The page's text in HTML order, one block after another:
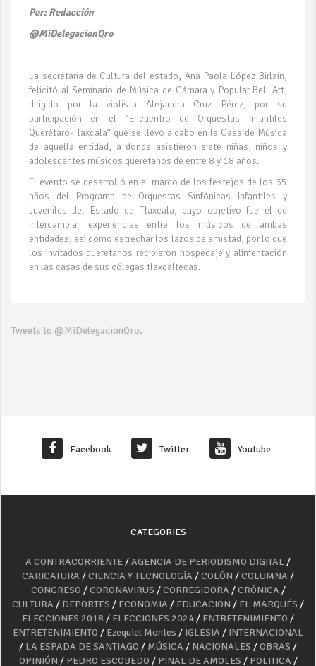
Por: Redacción
@MiDelegacionQro
La secretaria de Cultura del estado, Ana Paola López Birlain,
felicitó al Seminario de Música de Cámara y Popular Bell Art,
dirigido por la violista Alejandra Cruz Pérez, por su
participación en el “Encuentro de Orquestas Infantiles
Querétaro-Tlaxcala” que se llevó a cabo en la Casa de Música
de aquella entidad, a donde asistieron siete niñas, niños y
adolescentes músicos queretanos de entre 8 y 18 años.
El evento se desarrolló en el marco de los festejos de los 35
años del Programa de Orquestas Sinfónicas Infantiles y
Juveniles del Estado de Tlaxcala, cuyo objetivo fue el de
intercambiar experiencias entre los músicos de ambas
entidades, así como estrechar los lazos de amistad, por lo que
los invitados queretanos recibieron hospedaje y alimentación
en las casas de sus cólegas tlaxcaltecas.
Tweets to @MiDelegacionQro.
Facebook Twitter Youtube
CATEGORIES
A CONTRACORRIENTE/AGENCIA DE PERIODISMO DIGITAL /
CARICATURA /CIENCIA Y TECNOLOGÍA /COLÓN /COLUMNA /
CONGRESO /CORONAVIRUS /CORREGIDORA /CRÓNICA /
CULTURA / DEPORTES / ECONOMIA / EDUCACION / EL MARQUÉS /
ELECCIONES 2018 / ELECCIONES 2024/ ENTRETENIMIENTO /
ENTRETENIMIENTO / Ezequiel Montes / IGLESIA / INTERNACIONAL
/ LA ESPADA DE SANTIAGO / MÚSICA / NACIONALES /OBRAS /
OPINIÓN / PEDRO ESCOBEDO / PINAL DE AMOLES / POLITICA /